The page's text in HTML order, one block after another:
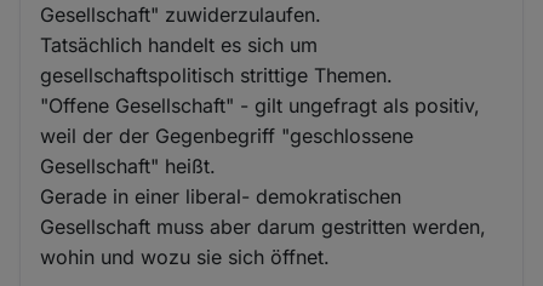
Gesellschaft" zuwiderzulaufen.
Tatsächlich handelt es sich um
gesellschaftspolitisch strittige Themen.
"Offene Gesellschaft" - gilt ungefragt als positiv,
weil der der Gegenbegriff "geschlossene
Gesellschaft" heißt.
Gerade in einer liberal- demokratischen
Gesellschaft muss aber darum gestritten werden,
wohin und wozu sie sich öffnet.